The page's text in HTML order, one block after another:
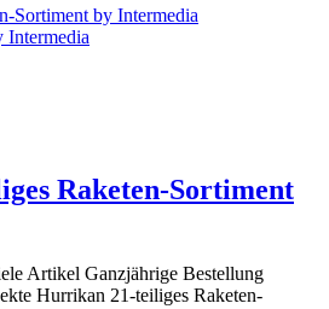
Sortiment by Intermedia
Raketen-Sortiment
Artikel Ganzjährige Bestellung
Hurrikan 21-teiliges Raketen-